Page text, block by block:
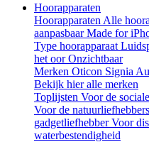
Hoorapparaten
Hoorapparaten Alle
aanpasbaarMade for
Type hoorapparaat
het oorOnzichtbaar
Merken Oticon Signia
Bekijk hier alle merken
Toplijsten Voor de
Voor de natuurliefhebbers
gadgetliefhebberVoor
waterbestendigheid